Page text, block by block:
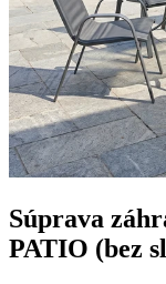
Súprava
PATIO (bez